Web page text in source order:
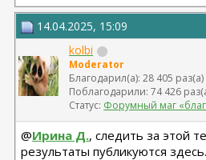
14.04.2025, 15:09
kolbi
Moderator
Благодарил(а): 28 405 раз(а)
Поблагодарили: 74 426
Статус: Форумный маг
@Ирина Д., следить за этой
результаты публикуются здесь.